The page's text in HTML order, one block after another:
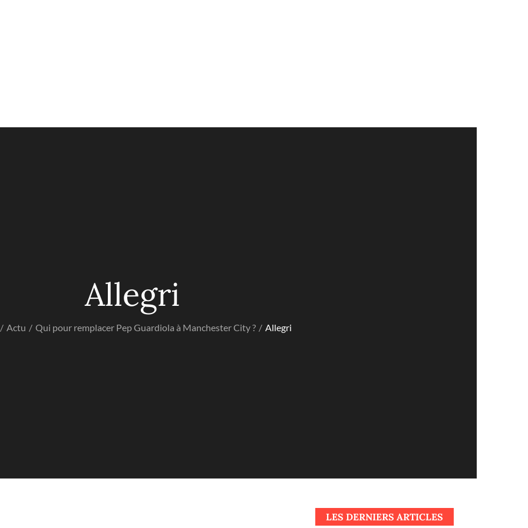
Allegri
Actu Qui pour remplacer Pep Guardiola à Manchester City ? Allegri
LES DERNIERS ARTICLES